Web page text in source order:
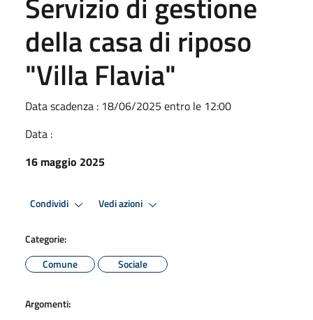
della casa di riposo
"Villa Flavia"
Data scadenza : 18/06/2025 entro le 12:00
Data :
16 maggio 2025
Condividi Vedi azioni
Categorie:
Comune
Sociale
Argomenti: